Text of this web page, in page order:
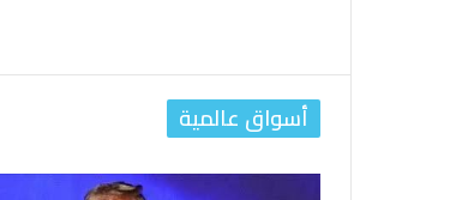
أسواق عالمية